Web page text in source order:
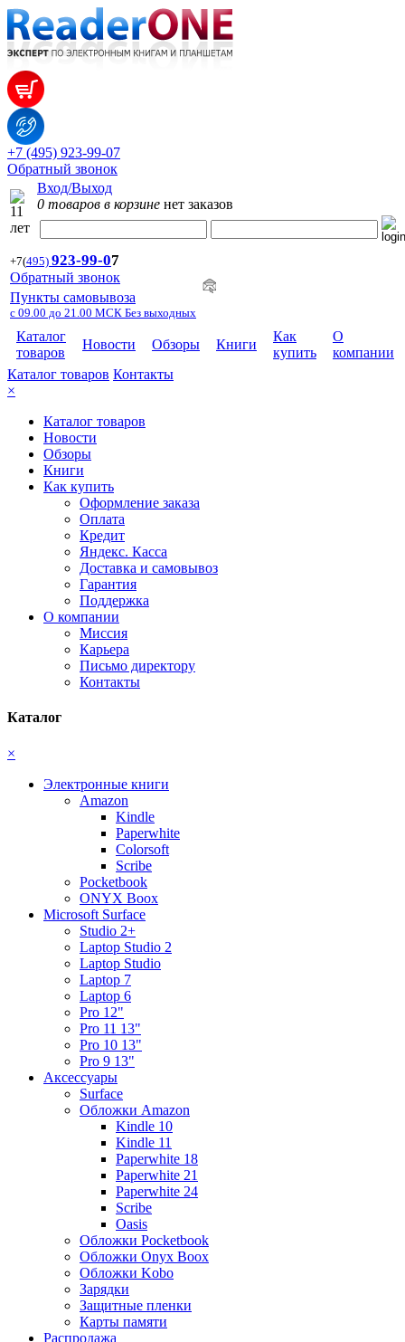
+7 (495) 923-99-07
Обратный звонок
Вход/Выход
0 товаров в корзине нет заказов
+7(495) 923-99-07
Обратный звонок
Пункты самовывоза
с 09.00 до 21.00 МСК Без выходных
Каталог
товаров
Новости Обзоры Книги
Как
купить
О
компании
Каталог товаров Контакты
×
Каталог товаров
Новости
Обзоры
Книги
Как купить
Оформление заказа
Оплата
Кредит
Яндекс. Касса
Доставка и самовывоз
Гарантия
Поддержка
О компании
Миссия
Карьера
Письмо директору
Контакты
Каталог
×
Электронные книги
Amazon
Kindle
Paperwhite
Colorsoft
Scribe
Pocketbook
ONYX Boox
Microsoft Surface
Studio 2+
Laptop Studio 2
Laptop Studio
Laptop 7
Laptop 6
Pro 12"
Pro 11 13"
Pro 10 13"
Pro 9 13"
Аксессуары
Surface
Обложки Amazon
Kindle 10
Kindle 11
Paperwhite 18
Paperwhite 21
Paperwhite 24
Scribe
Oasis
Обложки Pocketbook
Обложки Onyx Boox
Обложки Kobo
Зарядки
Защитные пленки
Карты памяти
Распродажа